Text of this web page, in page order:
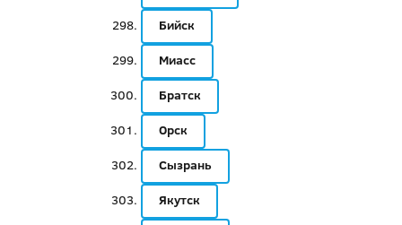
Бийск
Миасс
Братск
Орск
Сызрань
Якутск